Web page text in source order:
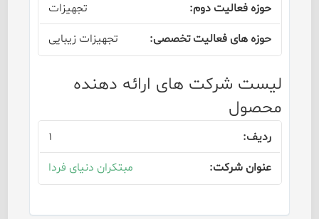
تجهیزات
تجهیزات زیبایی
لیست شرکت های ارائه دهنده
محصول
۱
مبتکران دنیای فردا